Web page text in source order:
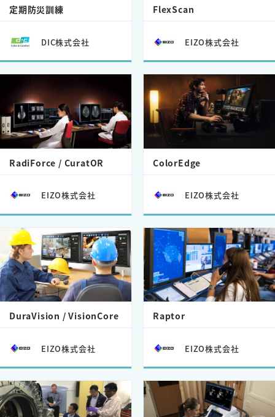
定期防災訓練
DIC株式会社
FlexScan
EIZO株式会社
RadiForce / CuratOR
EIZO株式会社
ColorEdge
EIZO株式会社
DuraVision / VisionCore
EIZO株式会社
Raptor
EIZO株式会社